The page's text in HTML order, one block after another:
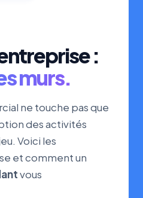
:
murs.
ne touche pas que
des activités
Voici les
et comment un
vous